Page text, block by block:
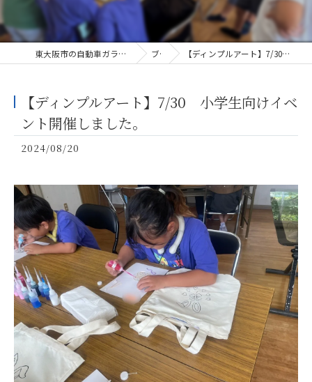
東大阪市の自動車ガラス専門店・株式会社水野ガラス ブログ 【ディンプルアート】7/30 小学生向けイベント開催しました。
【ディンプルアート】7/30 小学生向けイベ
ント開催しました。
2024/08/20